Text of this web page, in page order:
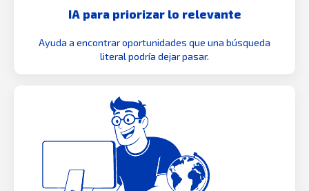
IA para priorizar lo relevante
Ayuda a encontrar oportunidades que una búsqueda
literal podría dejar pasar.